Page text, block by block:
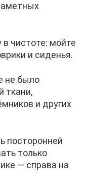
чистоте: мойте
и сиденья.
не было
ткани,
и других
посторонней
только
— справа на